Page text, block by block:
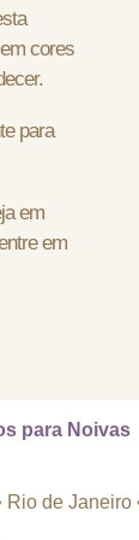
cores
para
em
em
para Noivas
Rio de Janeiro